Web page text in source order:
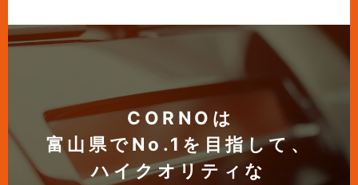
CORNOは
富山県でNo.1を目指して、
ハイクオリティな